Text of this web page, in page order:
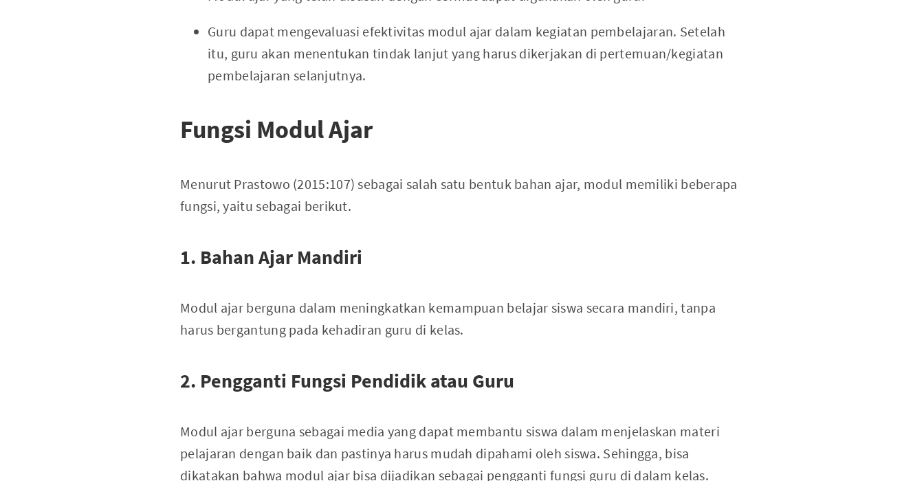
Guru dapat mengevaluasi efektivitas modul ajar dalam kegiatan pembelajaran. Setelah
itu, guru akan menentukan tindak lanjut yang harus dikerjakan di pertemuan/kegiatan
pembelajaran selanjutnya.
Fungsi Modul Ajar
Menurut Prastowo (2015:107) sebagai salah satu bentuk bahan ajar, modul memiliki beberapa
fungsi, yaitu sebagai berikut.
1. Bahan Ajar Mandiri
Modul ajar berguna dalam meningkatkan kemampuan belajar siswa secara mandiri, tanpa
harus bergantung pada kehadiran guru di kelas.
2. Pengganti Fungsi Pendidik atau Guru
Modul ajar berguna sebagai media yang dapat membantu siswa dalam menjelaskan materi
pelajaran dengan baik dan pastinya harus mudah dipahami oleh siswa. Sehingga, bisa
dikatakan bahwa modul ajar bisa dijadikan sebagai pengganti fungsi guru di dalam kelas.